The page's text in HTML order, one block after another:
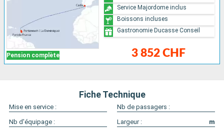
Pension complète 3 852 CHF
Service Majordome inclus
Boissons incluses
Gastronomie Ducasse Conseil
Fiche Technique
Mise en service :
Nb de passagers :
Nb d'équipage :
Largeur :
m